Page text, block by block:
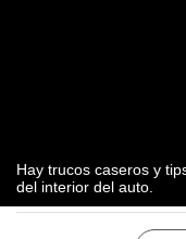
Hay trucos caseros y
del interior del auto.